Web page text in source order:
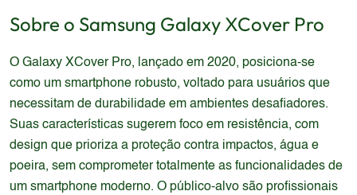
Sobre o Samsung Galaxy XCover Pro
O Galaxy XCover Pro, lançado em 2020, posiciona-se
como um smartphone robusto, voltado para usuários que
necessitam de durabilidade em ambientes desafiadores.
Suas características sugerem foco em resistência, com
design que prioriza a proteção contra impactos, água e
poeira, sem comprometer totalmente as funcionalidades de
um smartphone moderno. O público-alvo são profissionais